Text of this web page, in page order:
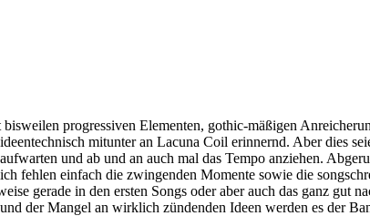
progressiven Elementen, gothic-mäßigen
mitunter an Lacuna Coil erinnernd. Aber dies
und ab und an auch mal das Tempo anziehen.
fehlen einfach die zwingenden Momente sowie die
gerade in den ersten Songs oder aber auch das ganz gut
der Mangel an wirklich zündenden Ideen werden es der